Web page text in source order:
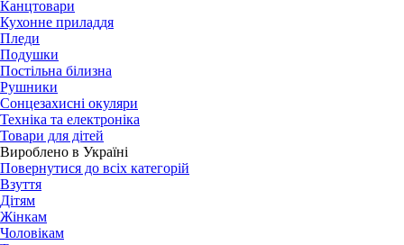
Канцтовари
Кухонне приладдя
Пледи
Подушки
Постільна білизна
Рушники
Сонцезахисні окуляри
Техніка та електроніка
Товари для дітей
Вироблено в Україні
Повернутися до всіх категорій
Взуття
Дітям
Жінкам
Чоловікам